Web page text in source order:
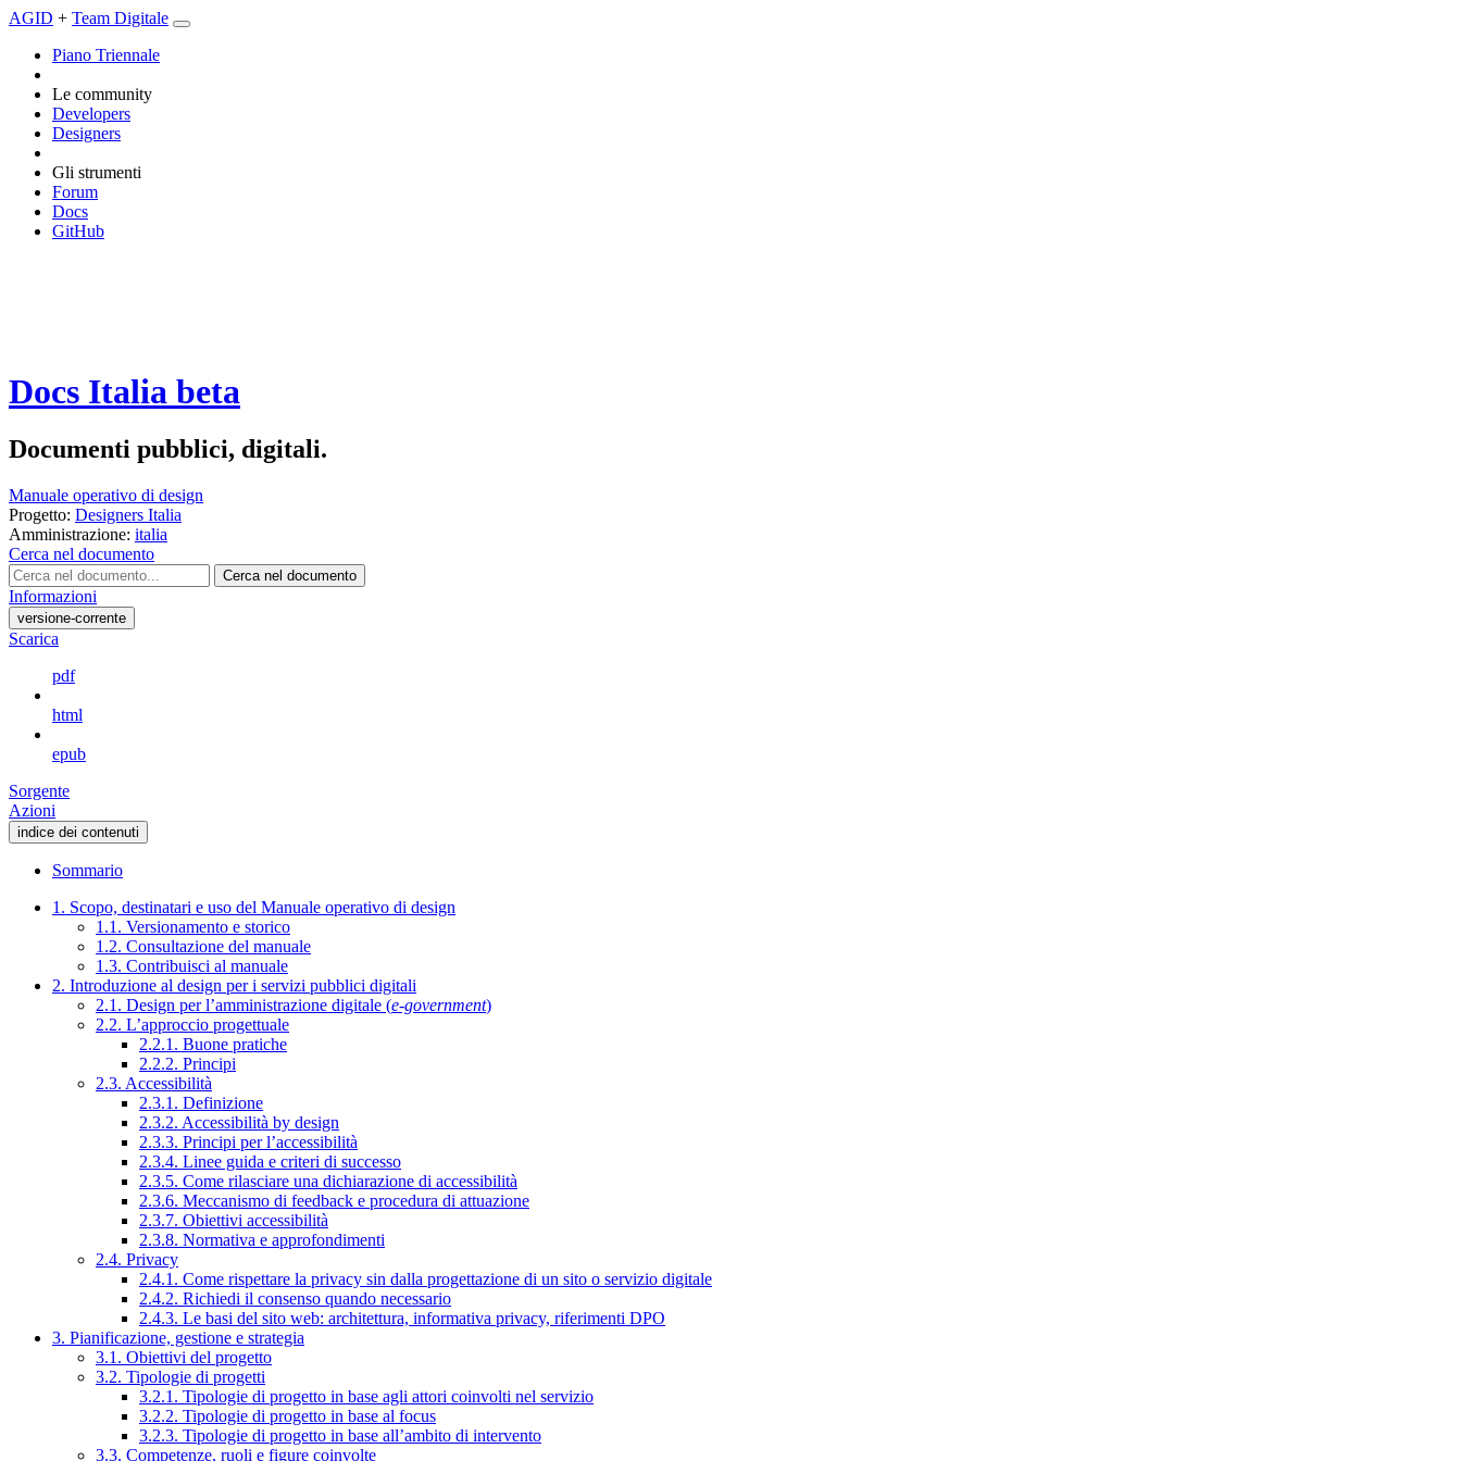
AGID + Team Digitale
Piano Triennale
Le community
Developers
Designers
Gli strumenti
Forum
Docs
GitHub
Docs Italia beta
Documenti pubblici, digitali.
Manuale operativo di design
Progetto: Designers Italia
Amministrazione: italia
Cerca nel documento
Cerca nel documento
Informazioni
versione-corrente
Scarica
pdf
html
epub
Sorgente
Azioni
indice dei contenuti
Sommario
1. Scopo, destinatari e uso del Manuale operativo di design
1.1. Versionamento e storico
1.2. Consultazione del manuale
1.3. Contribuisci al manuale
2. Introduzione al design per i servizi pubblici digitali
2.1. Design per l’amministrazione digitale (e-government)
2.2. L’approccio progettuale
2.2.1. Buone pratiche
2.2.2. Principi
2.3. Accessibilità
2.3.1. Definizione
2.3.2. Accessibilità by design
2.3.3. Principi per l’accessibilità
2.3.4. Linee guida e criteri di successo
2.3.5. Come rilasciare una dichiarazione di accessibilità
2.3.6. Meccanismo di feedback e procedura di attuazione
2.3.7. Obiettivi accessibilità
2.3.8. Normativa e approfondimenti
2.4. Privacy
2.4.1. Come rispettare la privacy sin dalla progettazione di un sito o servizio digitale
2.4.2. Richiedi il consenso quando necessario
2.4.3. Le basi del sito web: architettura, informativa privacy, riferimenti DPO
3. Pianificazione, gestione e strategia
3.1. Obiettivi del progetto
3.2. Tipologie di progetti
3.2.1. Tipologie di progetto in base agli attori coinvolti nel servizio
3.2.2. Tipologie di progetto in base al focus
3.2.3. Tipologie di progetto in base all’ambito di intervento
3.3. Competenze, ruoli e figure coinvolte